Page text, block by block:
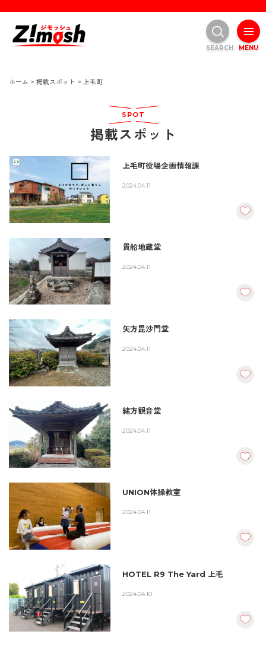
ホーム > 掲載スポット > 上毛町
SPOT
掲載スポット
上毛町役場企画情報課
2024.04.11
貴船地蔵堂
2024.04.11
矢方毘沙門堂
2024.04.11
緒方観音堂
2024.04.11
UNION体操教室
2024.04.11
HOTEL R9 The Yard 上毛
2024.04.10
MENU
SEARCH